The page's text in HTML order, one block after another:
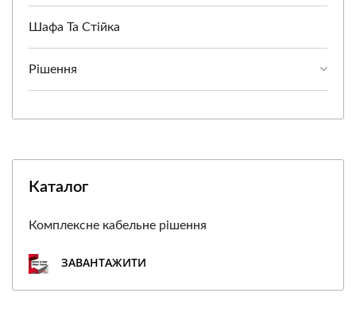
Шафа Та Стійка
Рішення
Каталог
Комплексне кабельне рішення
ЗАВАНТАЖИТИ